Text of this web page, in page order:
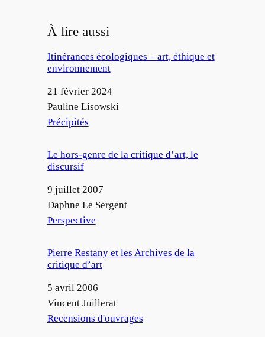
À lire aussi
Itinérances écologiques – art, éthique et
environnement
Date
21 février 2024
Auteur
Pauline Lisowski
Par rapport à
Précipités
Le hors-genre de la critique d’art, le
discursif
Date
9 juillet 2007
Auteur
Daphne Le Sergent
Par rapport à
Perspective
Pierre Restany et les Archives de la
critique d’art
Date
5 avril 2006
Auteur
Vincent Juillerat
Par rapport à
Recensions d'ouvrages